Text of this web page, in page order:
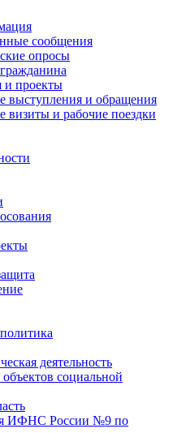
сообщения
опросы
и проекты
выступления и обращения
и рабочие поездки
деятельность
социальной
ИФНС России №9 по